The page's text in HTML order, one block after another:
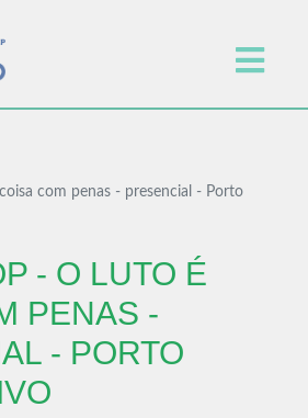
com penas - presencial - Porto
- O LUTO É
PENAS -
- PORTO